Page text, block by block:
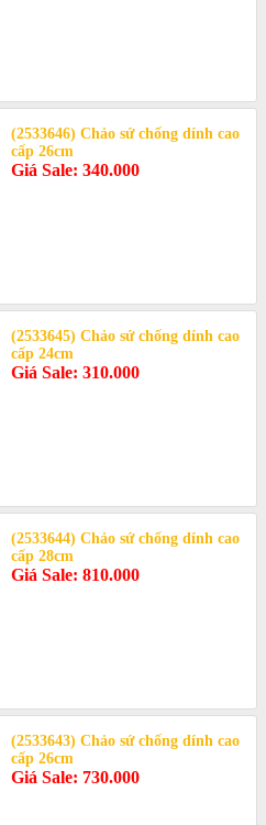
(2533646) Chảo sứ chống dính cao
cấp 26cm
Giá Sale: 340.000
(2533645) Chảo sứ chống dính cao
cấp 24cm
Giá Sale: 310.000
(2533644) Chảo sứ chống dính cao
cấp 28cm
Giá Sale: 810.000
(2533643) Chảo sứ chống dính cao
cấp 26cm
Giá Sale: 730.000